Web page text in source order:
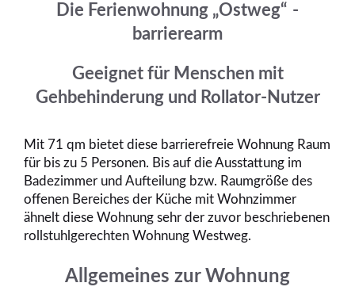
Die Ferienwohnung „Ostweg“ -
barrierearm
Geeignet für Menschen mit
Gehbehinderung und Rollator-Nutzer
Mit 71 qm bietet diese barrierefreie Wohnung Raum
für bis zu 5 Personen. Bis auf die Ausstattung im
Badezimmer und Aufteilung bzw. Raumgröße des
offenen Bereiches der Küche mit Wohnzimmer
ähnelt diese Wohnung sehr der zuvor beschriebenen
rollstuhlgerechten Wohnung Westweg.
Allgemeines zur Wohnung